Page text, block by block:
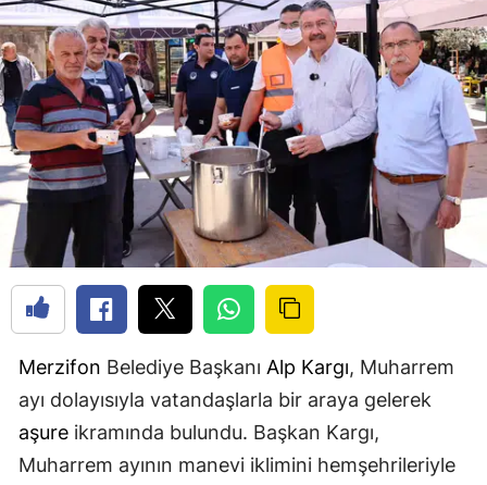
Merzifon Belediye Başkanı Alp Kargı, Muharrem
ayı dolayısıyla vatandaşlarla bir araya gelerek
aşure ikramında bulundu. Başkan Kargı,
Muharrem ayının manevi iklimini hemşehrileriyle